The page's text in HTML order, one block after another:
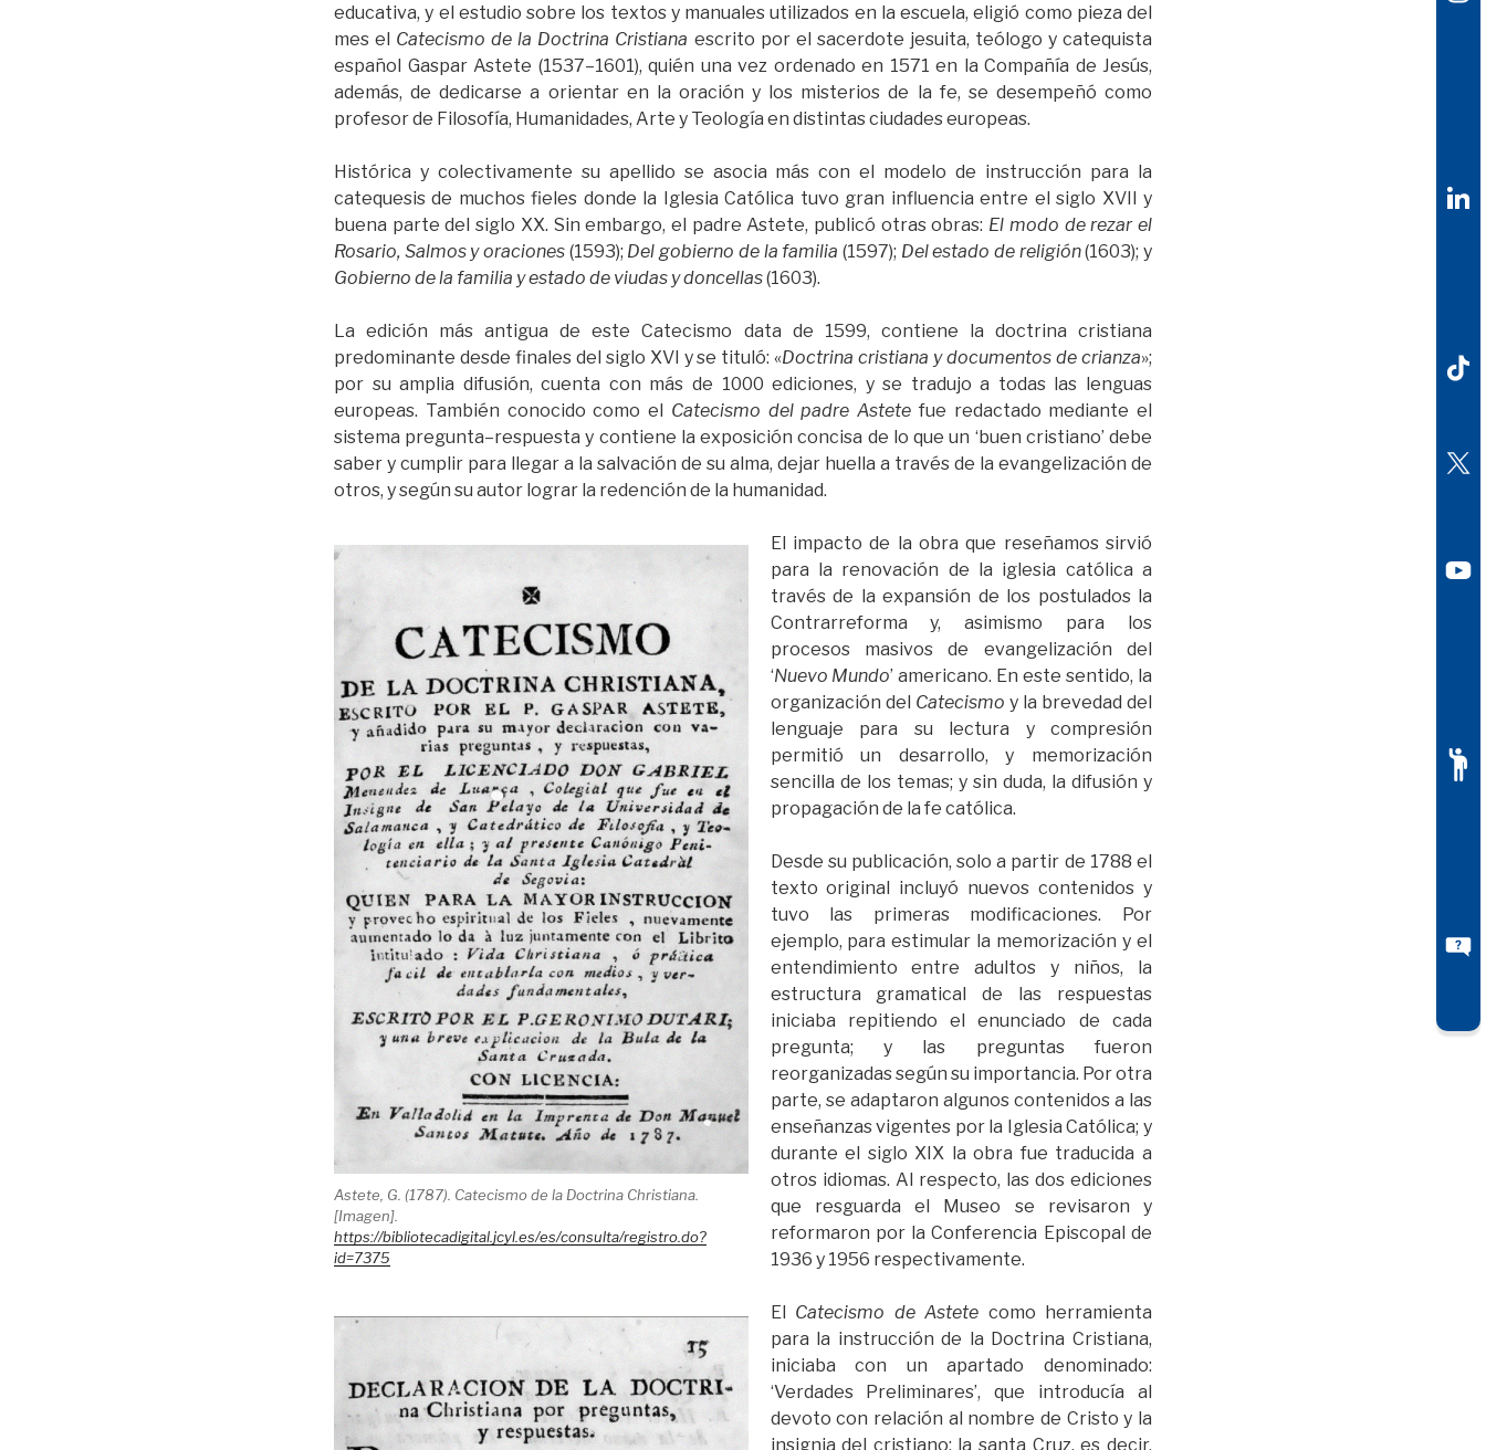
educativa, y el estudio sobre los textos y manuales utilizados en la escuela, eligió como pieza del
mes el Catecismo de la Doctrina Cristiana escrito por el sacerdote jesuita, teólogo y catequista
español Gaspar Astete (1537–1601), quién una vez ordenado en 1571 en la Compañía de Jesús,
además, de dedicarse a orientar en la oración y los misterios de la fe, se desempeñó como
profesor de Filosofía, Humanidades, Arte y Teología en distintas ciudades europeas.
Histórica y colectivamente su apellido se asocia más con el modelo de instrucción para la
catequesis de muchos fieles donde la Iglesia Católica tuvo gran influencia entre el siglo XVII y
buena parte del siglo XX. Sin embargo, el padre Astete, publicó otras obras: El modo de rezar el
Rosario, Salmos y oraciones (1593); Del gobierno de la familia (1597); Del estado de religión(1603); y
Gobierno de la familia y estado de viudas y doncellas(1603).
La edición más antigua de este Catecismo data de 1599, contiene la doctrina cristiana
predominante desde finales del siglo XVI y se tituló: «Doctrina cristiana y documentos de crianza»;
por su amplia difusión, cuenta con más de 1000 ediciones, y se tradujo a todas las lenguas
europeas. También conocido como el Catecismo del padre Astete fue redactado mediante el
sistema pregunta–respuesta y contiene la exposición concisa de lo que un ‘buen cristiano’ debe
saber y cumplir para llegar a la salvación de su alma, dejar huella a través de la evangelización de
otros, y según su autor lograr la redención de la humanidad.
Astete, G. (1787). Catecismo de la Doctrina Christiana.
[Imagen].
https://bibliotecadigital.jcyl.es/es/consulta/registro.do?
id=7375
El impacto de la obra que reseñamos sirvió
para la renovación de la iglesia católica a
través de la expansión de los postulados la
Contrarreforma y, asimismo para los
procesos masivos de evangelización del
‘Nuevo Mundo’ americano. En este sentido, la
organización del Catecismo y la brevedad del
lenguaje para su lectura y compresión
permitió un desarrollo, y memorización
sencilla de los temas; y sin duda, la difusión y
propagación de la fe católica.
Desde su publicación, solo a partir de 1788 el
texto original incluyó nuevos contenidos y
tuvo las primeras modificaciones. Por
ejemplo, para estimular la memorización y el
entendimiento entre adultos y niños, la
estructura gramatical de las respuestas
iniciaba repitiendo el enunciado de cada
pregunta; y las preguntas fueron
reorganizadas según su importancia. Por otra
parte, se adaptaron algunos contenidos a las
enseñanzas vigentes por la Iglesia Católica; y
durante el siglo XIX la obra fue traducida a
otros idiomas. Al respecto, las dos ediciones
que resguarda el Museo se revisaron y
reformaron por la Conferencia Episcopal de
1936 y 1956 respectivamente.
El Catecismo de Astete como herramienta
para la instrucción de la Doctrina Cristiana,
iniciaba con un apartado denominado:
‘Verdades Preliminares’, que introducía al
devoto con relación al nombre de Cristo y la
insignia del cristiano: la santa Cruz, es decir,